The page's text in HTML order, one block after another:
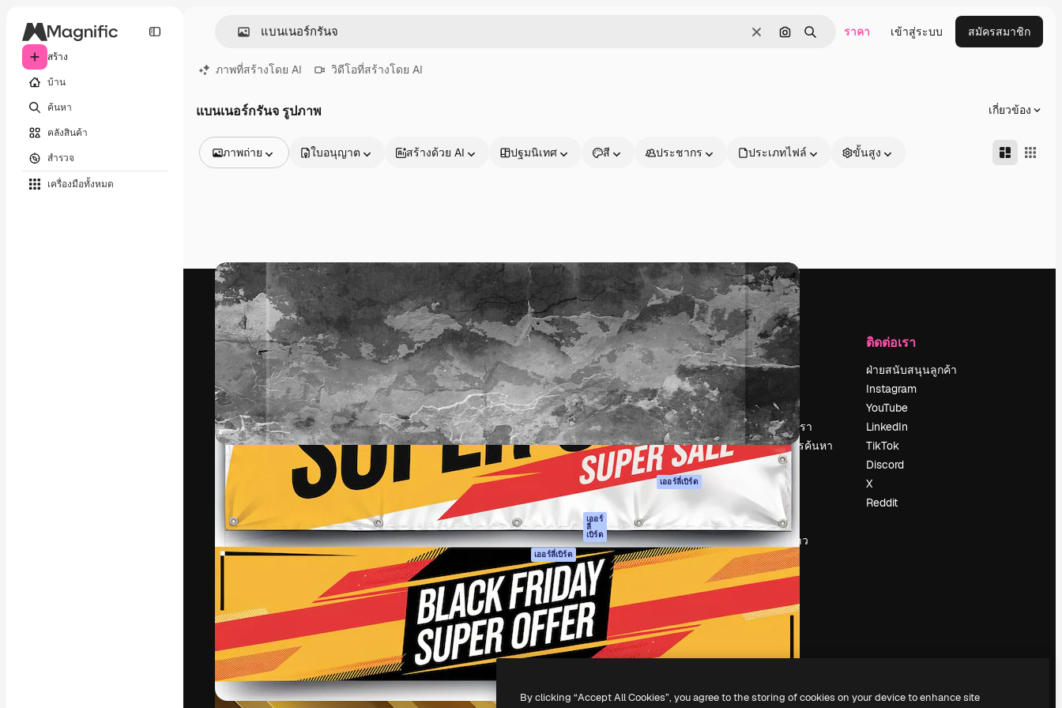
สร้าง
บ้าน
ค้นหา
คลังสินค้า
สำรวจ
เครื่องมือทั้งหมด
ชัดเจนค้นหาตามรูปภาพ
ค้นหา ราคา เข้าสู่ระบบ สมัครสมาชิก
ภาพที่สร้างโดย AI วิดีโอที่สร้างโดย AI
แบนเนอร์กรันจ รูปภาพ เกี่ยวข้อง
ภาพถ่าย
วิดีโอ
คลิปวิดีโอ
โมชั่นกราฟิก
เทมเพลตวิดีโอ
ไอคอน
แบบจำลอง 3 มิติ
แบบอักษร
ใบอนุญาต สร้างด้วย AI ปฐมนิเทศ สี ประชากร ประเภทไฟล์ ขั้นสูง
แพลตฟอร์มสร้างสรรค์เพื่อผลักดันผลงานที่ดี
ที่สุดของคุณ ผู้ใช้งานกว่า 1 ล้านราย
ครอบคลุมทั้งครีเอทีฟ, บริษัท, เอเจนซี และสตูดิ
โอ
ภาษาไทย
ผลิตภัณฑ์
Spaces
ผู้ช่วย AI
เครื่องมือสร้าง
รูปภาพด้วย AI
เครื่องมือสร้างวิดีโอ
ด้วย AI
เครื่องกำเนิดเสียง AI
สต็อกเนื้อหา
MCP สำหรับ
Claude/ChatGPT
เออร์
ลี่
เบิร์ด
เออร์ลี่เบิร์ด
เอพีไอ
แอปมือถือ
เครื่องมือ Magnific
ทั้งหมด
เริ่มต้นใช้งาน
Academy
เอกสาร
การสนับสนุน
เงื่อนไขการใช้งาน
นโยบายความเป็น
ส่วนตัว
ต้นฉบับ เออร์ลี่เบิร์ด
ศูนย์ความน่าเชื่อถือ
พันธมิตร
ธุรกิจ
บริษัท
ราคา
เกี่ยวกับเรา
รีวิว
ร่วมงานกับเรา
แนวโน้มการค้นหา
บล็อก
กิจกรรม
Slidesgo
ขายเนื้อหา
ห้องแถลงข่าว
กำลังมองหา
magnific.ai
ติดต่อเรา
ฝ่ายสนับสนุนลูกค้า
Instagram
YouTube
LinkedIn
TikTok
Discord
X
Reddit
Copyright © 2010-2026Freepik Company S.L.U.
By clicking “Accept All Cookies”, you agree to the storing of cookies on your device to enhance site